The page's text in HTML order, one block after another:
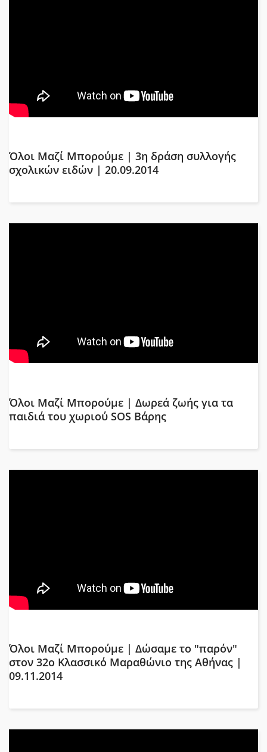
Όλοι Μαζί Μπορούμε | 3η δράση συλλογής
σχολικών ειδών | 20.09.2014
Όλοι Μαζί Μπορούμε | Δωρεά ζωής για τα
παιδιά του χωριού SOS Βάρης
Όλοι Μαζί Μπορούμε | Δώσαμε το "παρόν"
στον 32ο Κλασσικό Μαραθώνιο της Αθήνας |
09.11.2014